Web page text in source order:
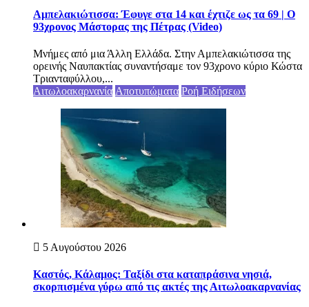
Αμπελακιώτισσα: Έφυγε στα 14 και έχτιζε ως τα 69 | Ο
93χρονος Μάστορας της Πέτρας (Video)
Μνήμες από μια Άλλη Ελλάδα. Στην Αμπελακιώτισσα της
ορεινής Ναυπακτίας συναντήσαμε τον 93χρονο κύριο Κώστα
Τριανταφύλλου,...
Αιτωλοακαρνανία Αποτυπώματα Ροή Ειδήσεων
5 Αυγούστου 2026
Καστός, Κάλαμος: Ταξίδι στα καταπράσινα νησιά,
σκορπισμένα γύρω από τις ακτές της Αιτωλοακαρνανίας